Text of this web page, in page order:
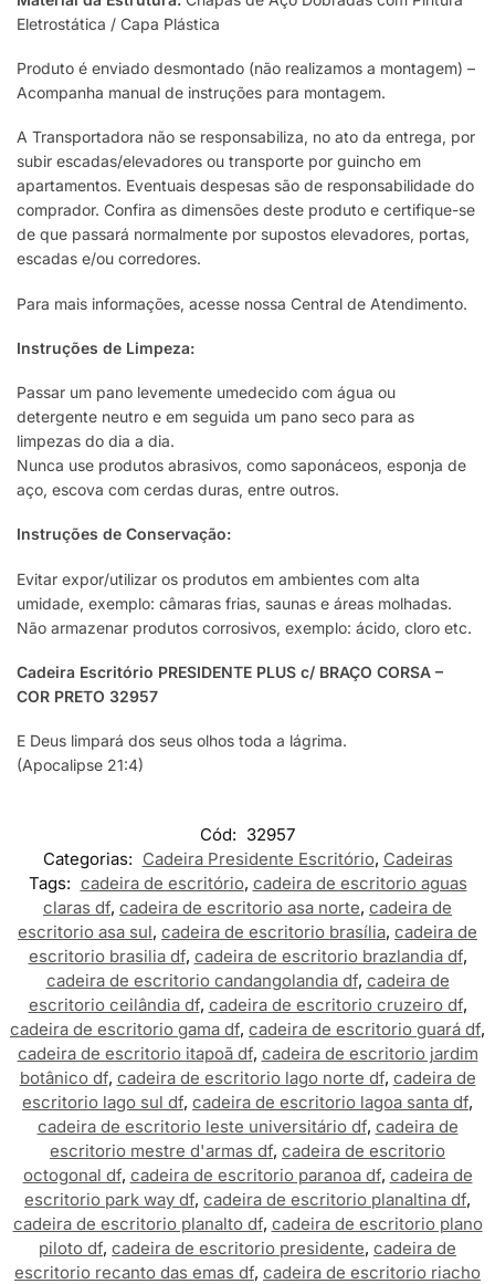
Eletrostática / Capa Plástica
Produto é enviado desmontado (não realizamos a montagem) –
Acompanha manual de instruções para montagem.
A Transportadora não se responsabiliza, no ato da entrega, por
subir escadas/elevadores ou transporte por guincho em
apartamentos. Eventuais despesas são de responsabilidade do
comprador. Confira as dimensões deste produto e certifique-se
de que passará normalmente por supostos elevadores, portas,
escadas e/ou corredores.
Para mais informações, acesse nossa Central de Atendimento.
Instruções de Limpeza:
Passar um pano levemente umedecido com água ou
detergente neutro e em seguida um pano seco para as
limpezas do dia a dia.
Nunca use produtos abrasivos, como saponáceos, esponja de
aço, escova com cerdas duras, entre outros.
Instruções de Conservação:
Evitar expor/utilizar os produtos em ambientes com alta
umidade, exemplo: câmaras frias, saunas e áreas molhadas.
Não armazenar produtos corrosivos, exemplo: ácido, cloro etc.
Cadeira Escritório PRESIDENTE PLUS c/ BRAÇO CORSA –
COR PRETO 32957
E Deus limpará dos seus olhos toda a lágrima.
(Apocalipse 21:4)
Cód: 32957
Categorias: Cadeira Presidente Escritório, Cadeiras
Tags: cadeira de escritório, cadeira de escritorio aguas
claras df, cadeira de escritorio asa norte, cadeira de
escritorio asa sul, cadeira de escritorio brasília, cadeira de
escritorio brasilia df, cadeira de escritorio brazlandia df,
cadeira de escritorio candangolandia df, cadeira de
escritorio ceilândia df, cadeira de escritorio cruzeiro df,
cadeira de escritorio gama df, cadeira de escritorio guará df,
cadeira de escritorio itapoã df, cadeira de escritorio jardim
botânico df, cadeira de escritorio lago norte df, cadeira de
escritorio lago sul df, cadeira de escritorio lagoa santa df,
cadeira de escritorio leste universitário df, cadeira de
escritorio mestre d'armas df, cadeira de escritorio
octogonal df, cadeira de escritorio paranoa df, cadeira de
escritorio park way df, cadeira de escritorio planaltina df,
cadeira de escritorio planalto df, cadeira de escritorio plano
piloto df, cadeira de escritorio presidente, cadeira de
escritorio recanto das emas df, cadeira de escritorio riacho